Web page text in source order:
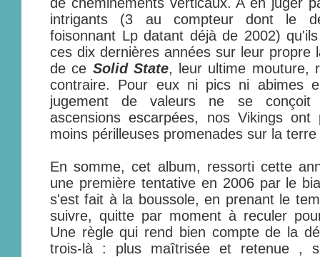
intrigants (3 au compteur dont le
foisonnant Lp datant déjà de 2002)
ces dix dernières années sur leur propre
de ce Solid State, leur ultime mouture,
contraire. Pour eux ni pics ni abimes
jugement de valeurs ne se conçoit
ascensions escarpées, nos Vikings ont
moins périlleuses promenades sur la
En somme, cet album, ressorti cette
une première tentative en 2006 par le
s'est fait à la boussole, en prenant le
suivre, quitte par moment à reculer
Une règle qui rend bien compte de la
trois-là : plus maîtrisée et retenue ,